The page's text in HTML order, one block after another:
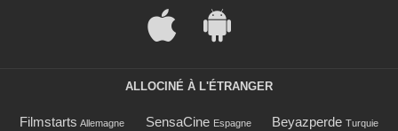
ALLOCINÉ À L'ÉTRANGER
Filmstarts Allemagne SensaCine Espagne Beyazperde Turquie